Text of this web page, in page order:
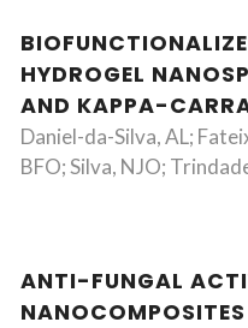
HYDROGEL
AND KAPPA-
Daniel-da-Silva, AL;
BFO; Silva, NJO;
ANTI-FUNGAL